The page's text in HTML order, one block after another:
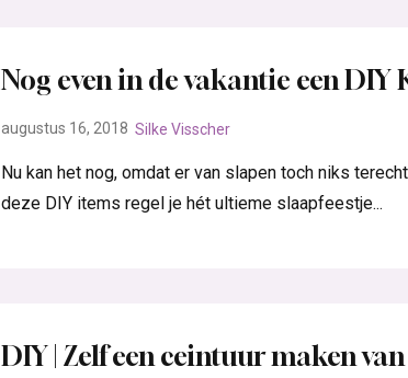
Nog even in de vakantie een DIY
Nu kan het nog, omdat er van slapen toch niks
deze DIY items regel je hét ultieme slaapfeestje...
augustus 16, 2018 Silke Visscher
DIY | Zelf een ceintuur maken